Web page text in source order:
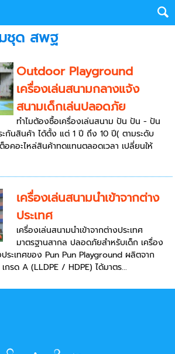
มชุด สพฐ
Outdoor Playground
เครื่องเล่นสนามกลางแจ้ง
สนามเด็กเล่นปลอดภัย
ทำไมต้องซื้อเครื่องเล่นสนาม ปัน ปัน - ปัน
ะกันสินค้า ได้ตั้ง แต่ 1 ปี ถึง 10 ปี( ตามระดับ
คอะไหล่สินค้าทดแทนตลอดเวลา เปลี่ยนให้
เครื่องเล่นสนามนำเข้าจากต่าง
ประเทศ
เครื่องเล่นสนามนำเข้าจากต่างประเทศ
มาตรฐานสากล ปลอดภัยสำหรับเด็ก เครื่อง
ประเทศของ Pun Pun Playground ผลิตจาก
รด A (LLDPE / HDPE) ได้มาตร...